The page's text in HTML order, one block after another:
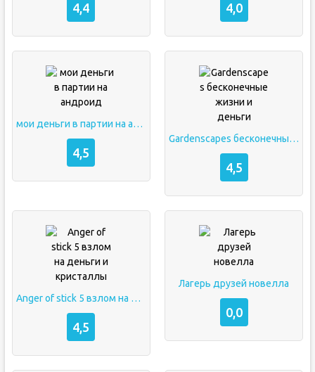
4,4 4,0
мои деньги в партии на андроид
4,5
Gardenscapes бесконечные жизни и деньги
4,5
Anger of stick 5 взлом на деньги и кристаллы
4,5
Лагерь друзей новелла
0,0